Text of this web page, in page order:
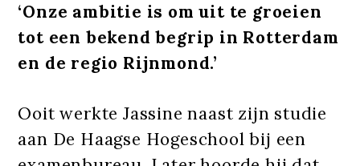
‘Onze ambitie is om uit te groeien
tot een bekend begrip in Rotterdam
en de regio Rijnmond.’
Ooit werkte Jassine naast zijn studie
aan De Haagse Hogeschool bij een